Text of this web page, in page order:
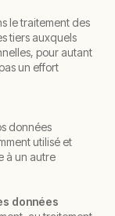
le traitement des
tiers auxquels
pour autant
un effort
données
utilisé et
à un autre
données